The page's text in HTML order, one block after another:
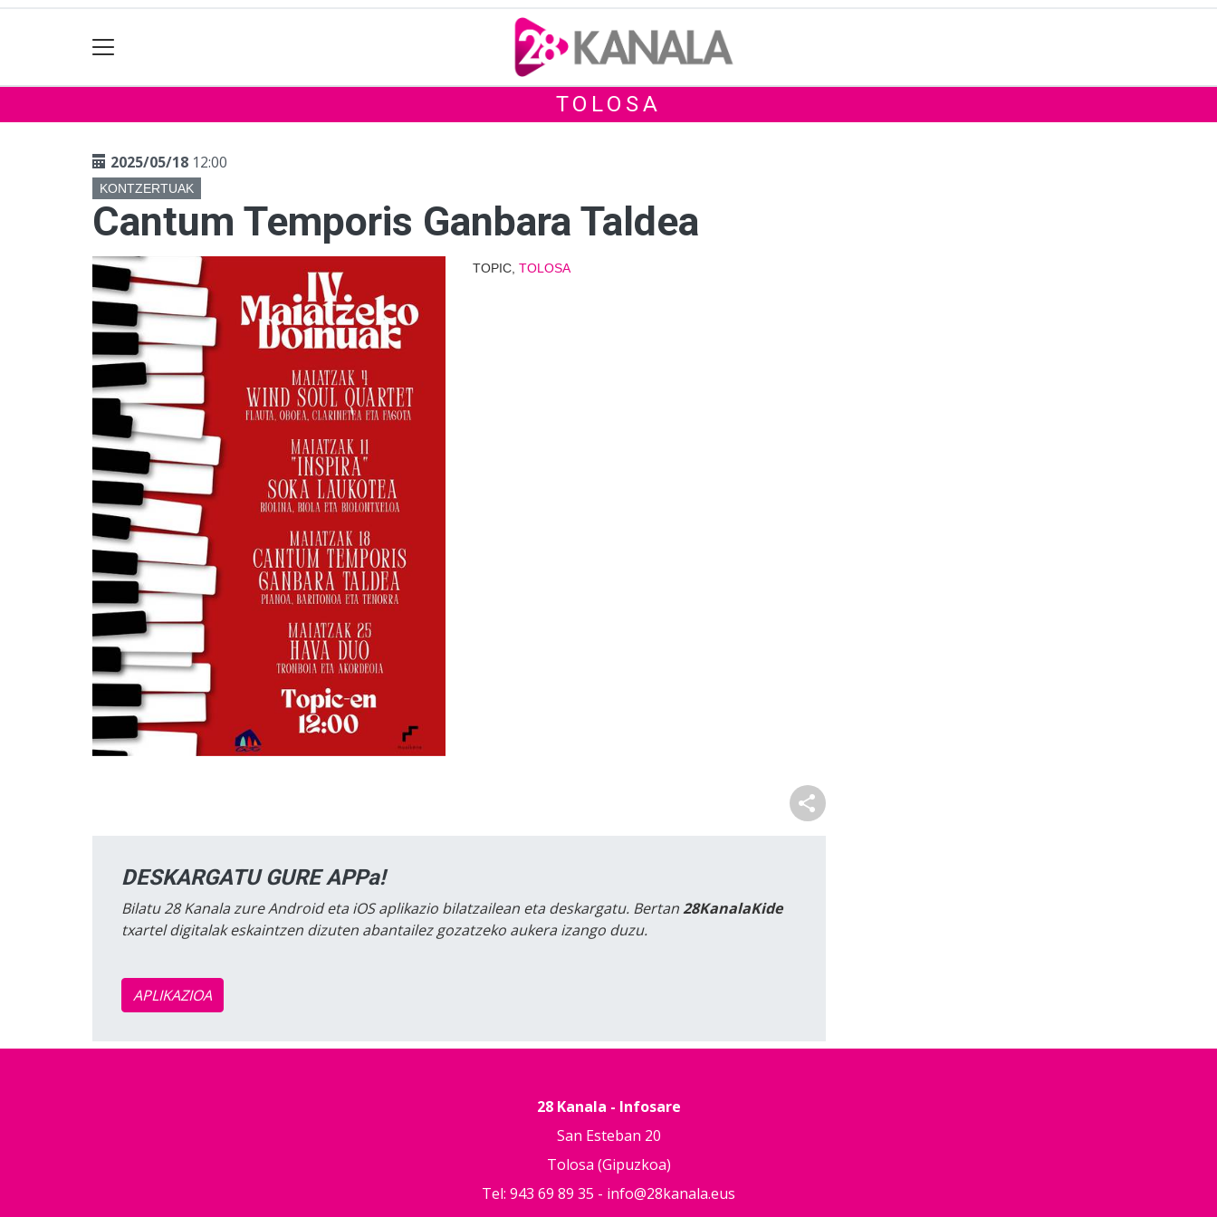
TOLOSA
2025/05/18 12:00
KONTZERTUAK
Cantum Temporis Ganbara Taldea
TOPIC, TOLOSA
DESKARGATU GURE APPa!
Bilatu 28 Kanala zure Android eta iOS aplikazio bilatzailean eta deskargatu. Bertan28KanalaKide
txartel digitalak eskaintzen dizuten abantailez gozatzeko aukera izango duzu.
APLIKAZIOA
28 Kanala - Infosare
San Esteban 20
Tolosa (Gipuzkoa)
Tel: 943 69 89 35 - info@28kanala.eus